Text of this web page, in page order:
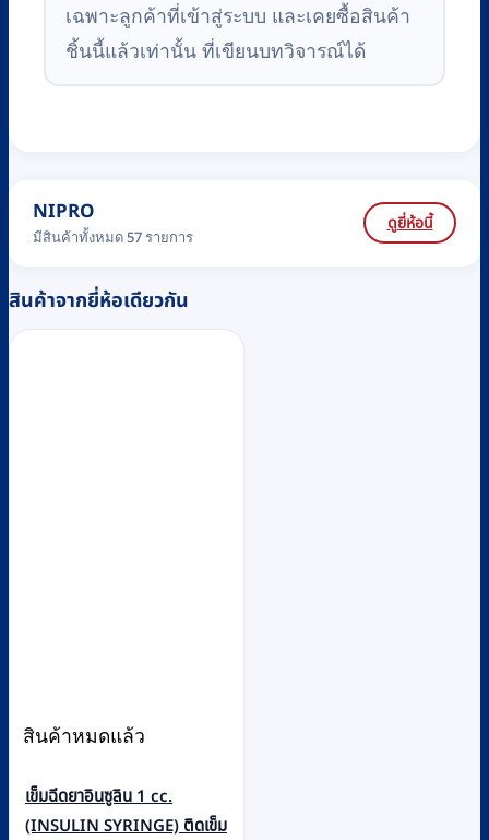
เฉพาะลูกค้าที่เข้าสู่ระบบ และเคยซื้อสินค้า
ชิ้นนี้แล้วเท่านั้น ที่เขียนบทวิจารณ์ได้
NIPRO
มีสินค้าทั้งหมด 57 รายการ
ดูยี่ห้อนี้
สินค้าจากยี่ห้อเดียวกัน
สินค้าหมดแล้ว
เข็มฉีดยาอินซูลิน 1 cc.
(INSULIN SYRINGE) ติดเข็ม